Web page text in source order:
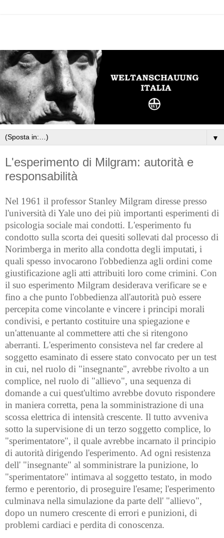
▼
L'esperimento di Milgram: autorità e
responsabilità
Nel 1961 il professor Stanley Milgram diresse presso
l'università di Yale uno dei più importanti esperimenti di
psicologia sociale mai condotti. L'esperimento fu
condotto sulla scorta dei quesiti sollevati dal processo di
Norimberga in merito alla condotta degli imputati, i
quali spesso invocarono l'obbedienza agli ordini come
giustificazione agli atti attribuiti loro come crimini. Con
il suo esperimento Milgram desiderava verificare se e
fino a che punto l'obbedienza all'autorità può essere
percepita come vincolante e vincere i principi morali
condivisi, e pertanto costituire una spiegazione e
un'attenuante al commettere atti che si ritengono
aberranti. L'esperimento consisteva nel far credere al
soggetto esaminato di essere stato convocato per un test
in cui, nel ruolo di "insegnante", avrebbe rivolto a un
complice, nel ruolo di "allievo", una sequenza di
domande a cui quest'ultimo avrebbe dovuto rispondere
in maniera corretta, pena la somministrazione di una
scossa elettrica di intensità crescente. Il tutto avveniva
sotto la supervisione di un terzo soggetto complice, lo
"sperimentatore", il quale avrebbe incarnato il principio
di autorità dirigendo l'esperimento. Ad ogni resistenza
dell' "insegnante" al somministrare la punizione, lo
"sperimentatore" intimava al soggetto testato, in modo
fermo e perentorio, di proseguire l'esame; l'esperimento
culminava nella simulazione da parte dell' "allievo",
dopo un numero crescente di errori e punizioni, di
problemi cardiaci e perdita di conoscenza.